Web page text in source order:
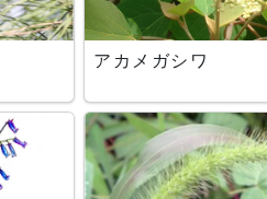
アカメガシワ